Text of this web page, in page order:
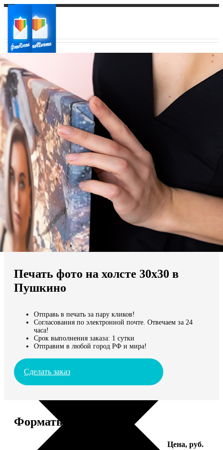
Ваш город:
Ваш регион доставки
Выберите из списка:
Мы доставляем по всему миру
Продолжить без города
Печать фото на холсте 30х30 в
Пушкино
Отправь в печать за пару кликов!
Согласования по электронной почте. Отвечаем за 24
часа!
Срок выполнения заказа: 1 сутки
Отправим в любой город РФ и мира!
Сделать заказ
Форматы и цены
Цена, руб.